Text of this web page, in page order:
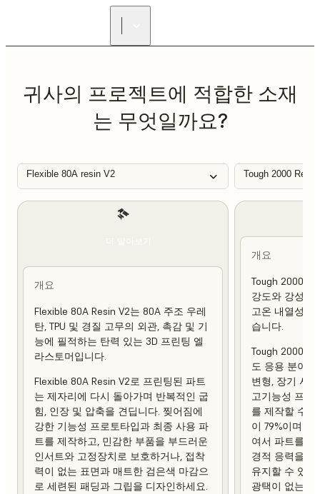
귀사의 프로젝트에 적합한 소재
는 무엇일까요?
Flexible 80A resin V2 Tough 2000
개요
Flexible 80A Resin V2는 80A 주조 우레
탄, TPU 및 경질 고무의 외관, 촉감 및 기
능에 필적하는 탄력 있는 3D 프린팅 엘
라스토머입니다.
Flexible 80A Resin V2로 프린팅된 파트
는 제자리에 다시 돌아가며 반복적인 굽
힘, 인장 및 압축을 견딥니다. 찢어짐에
강한 기능성 프로토타입과 최종 사용 파
트를 제작하고, 민감한 부품을 부드러운
인서트와 고정장치로 보호하거나, 접착
력이 없는 표면과 매트한 검은색 마감으
로 세련된 패딩과 그립을 디자인하세요.
개요
Tough 2000
강도와 강성이
고온 내열성
습니다.
Tough 2000
도 응용 분야
변형, 장기 사
고기능성 프로
를 제작할 수
이 79%이며 열
여서 파트를
경적 응력을
유지할 수 있
광택이 없는